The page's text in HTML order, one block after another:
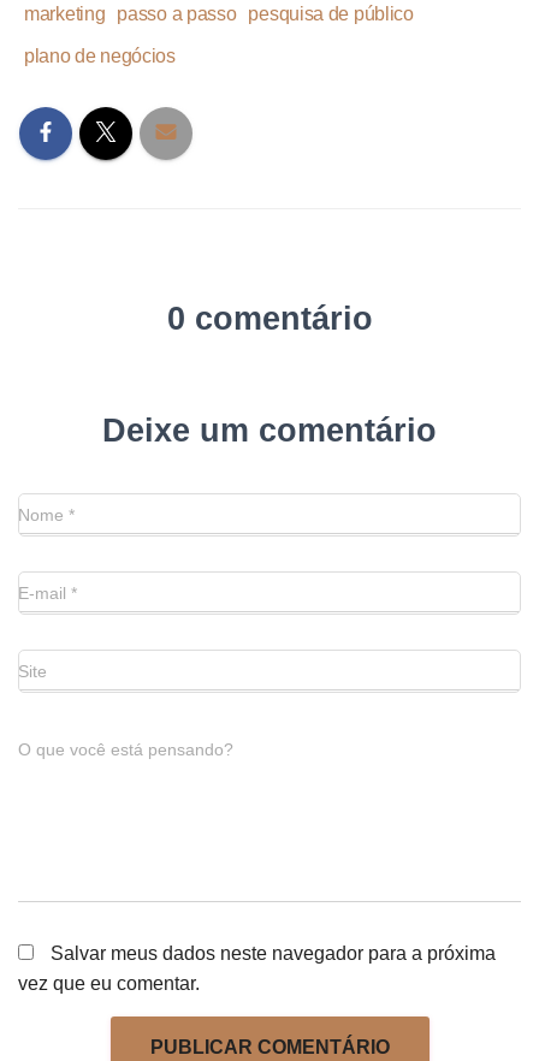
marketing passo a passo pesquisa de público
plano de negócios
0 comentário
Deixe um comentário
Nome *
E-mail *
Site
O que você está pensando?
Salvar meus dados neste navegador para a próxima
vez que eu comentar.